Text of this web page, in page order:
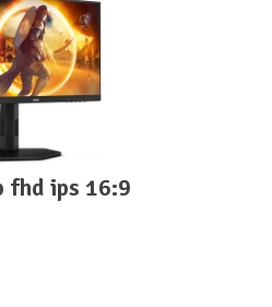
fhd ips 16:9